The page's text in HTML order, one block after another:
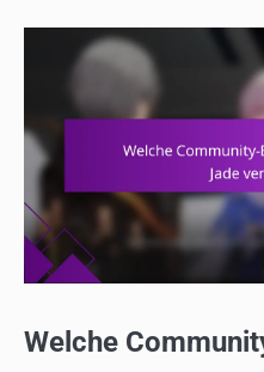
Welche